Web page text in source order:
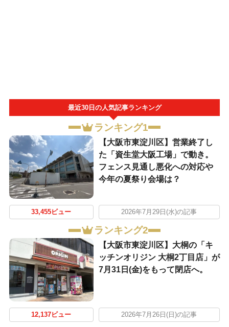
最近30日の人気記事ランキング
ランキング1
【大阪市東淀川区】営業終了し
た「資生堂大阪工場」で動き。
フェンス見通し悪化への対応や
今年の夏祭り会場は？
33,455ビュー 2026年7月29日(水)の記事
ランキング2
【大阪市東淀川区】大桐の「キ
ッチンオリジン 大桐2丁目店」が
7月31日(金)をもって閉店へ。
12,137ビュー 2026年7月26日(日)の記事